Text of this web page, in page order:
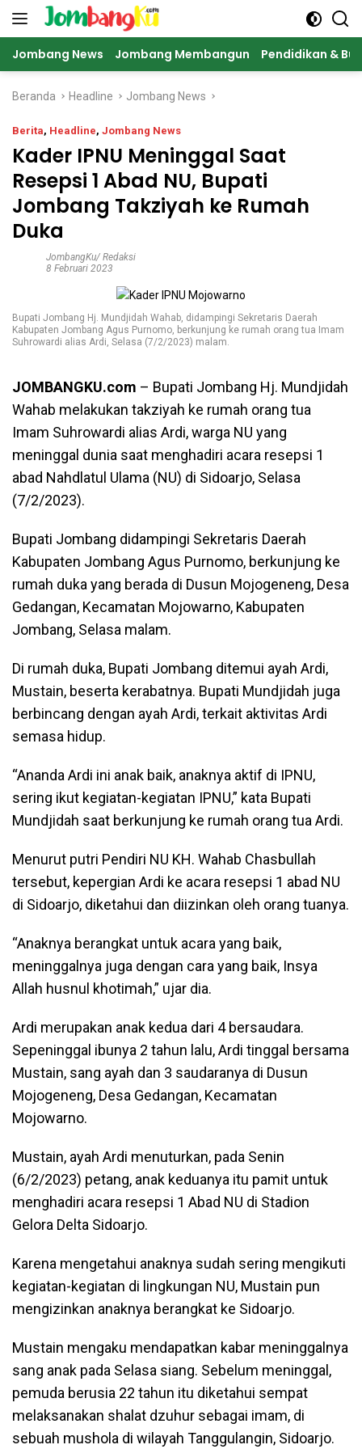
Langsung
Jombang News Jombang Membangun Pendidikan &
Beranda Headline Jombang News
Berita, Headline, Jombang News
Kader IPNU Meninggal Saat
Resepsi 1 Abad NU, Bupati
Jombang Takziyah ke Rumah
Duka
JombangKu/ Redaksi
8 Februari 2023
Bupati Jombang Hj. Mundjidah Wahab, didampingi Sekretaris Daerah
Kabupaten Jombang Agus Purnomo, berkunjung ke rumah orang tua Imam
Suhrowardi alias Ardi, Selasa (7/2/2023) malam.
JOMBANGKU.com – Bupati Jombang Hj. Mundjidah
Wahab melakukan takziyah ke rumah orang tua
Imam Suhrowardi alias Ardi, warga NU yang
meninggal dunia saat menghadiri acara resepsi 1
abad Nahdlatul Ulama (NU) di Sidoarjo, Selasa
(7/2/2023).
Bupati Jombang didampingi Sekretaris Daerah
Kabupaten Jombang Agus Purnomo, berkunjung ke
rumah duka yang berada di Dusun Mojogeneng, Desa
Gedangan, Kecamatan Mojowarno, Kabupaten
Jombang, Selasa malam.
Di rumah duka, Bupati Jombang ditemui ayah Ardi,
Mustain, beserta kerabatnya. Bupati Mundjidah juga
berbincang dengan ayah Ardi, terkait aktivitas Ardi
semasa hidup.
“Ananda Ardi ini anak baik, anaknya aktif di IPNU,
sering ikut kegiatan-kegiatan IPNU,” kata Bupati
Mundjidah saat berkunjung ke rumah orang tua Ardi.
Menurut putri Pendiri NU KH. Wahab Chasbullah
tersebut, kepergian Ardi ke acara resepsi 1 abad NU
di Sidoarjo, diketahui dan diizinkan oleh orang tuanya.
“Anaknya berangkat untuk acara yang baik,
meninggalnya juga dengan cara yang baik, Insya
Allah husnul khotimah,” ujar dia.
Ardi merupakan anak kedua dari 4 bersaudara.
Sepeninggal ibunya 2 tahun lalu, Ardi tinggal bersama
Mustain, sang ayah dan 3 saudaranya di Dusun
Mojogeneng, Desa Gedangan, Kecamatan
Mojowarno.
Mustain, ayah Ardi menuturkan, pada Senin
(6/2/2023) petang, anak keduanya itu pamit untuk
menghadiri acara resepsi 1 Abad NU di Stadion
Gelora Delta Sidoarjo.
Karena mengetahui anaknya sudah sering mengikuti
kegiatan-kegiatan di lingkungan NU, Mustain pun
mengizinkan anaknya berangkat ke Sidoarjo.
Mustain mengaku mendapatkan kabar meninggalnya
sang anak pada Selasa siang. Sebelum meninggal,
pemuda berusia 22 tahun itu diketahui sempat
melaksanakan shalat dzuhur sebagai imam, di
sebuah mushola di wilayah Tanggulangin, Sidoarjo.